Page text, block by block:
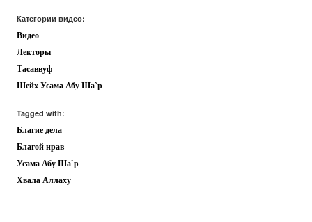
Категории видео:
Видео
Лекторы
Тасаввуф
Шейх Усама Абу Ша`р
Tagged with:
Благие дела
Благой нрав
Усама Абу Ша`р
Хвала Аллаху